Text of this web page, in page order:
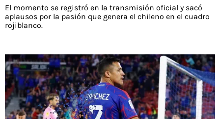
El momento se registró en la transmisión oficial y sacó
aplausos por la pasión que genera el chileno en el cuadro
rojiblanco.